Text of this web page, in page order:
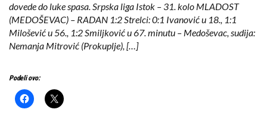
dovede do luke spasa. Srpska liga Istok – 31. kolo MLADOST
(MEDOŠEVAC) – RADAN 1:2 Strelci: 0:1 Ivanović u 18., 1:1
Milošević u 56., 1:2 Smiljković u 67. minutu – Medoševac, sudija:
Nemanja Mitrović (Prokuplje), […]
Podeli ovo: